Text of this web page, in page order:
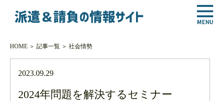
HOME＞ 記事一覧＞ 社会情勢
2023.09.29
2024年問題を解決するセミナー